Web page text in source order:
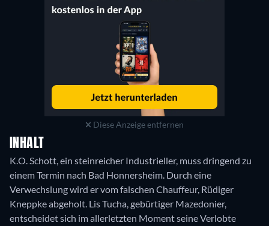
Diese Anzeige entfernen
INHALT
K.O. Schott, ein steinreicher Industrieller, muss dringend zu
einem Termin nach Bad Honnersheim. Durch eine
Verwechslung wird er vom falschen Chauffeur, Rüdiger
Kneppke abgeholt. Lis Tucha, gebürtiger Mazedonier,
entscheidet sich im allerletzten Moment seine Verlobte